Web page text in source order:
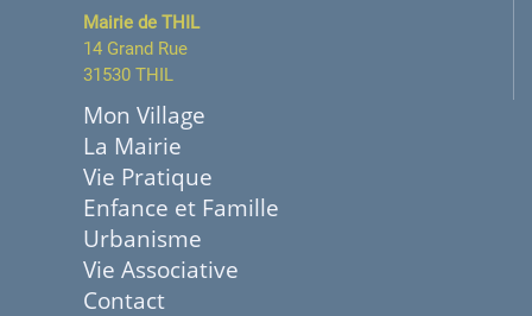
Mairie de THIL
14 Grand Rue
31530 THIL
Mon Village
La Mairie
Vie Pratique
Enfance et Famille
Urbanisme
Vie Associative
Contact